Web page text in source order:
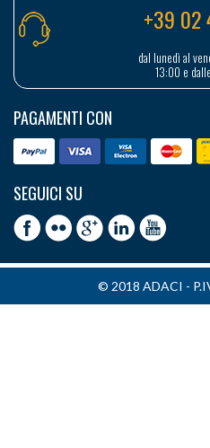
+39 02
dal lunedì al
13:00 e
PAGAMENTI CON
SEGUICI SU
© 2018 ADACI -